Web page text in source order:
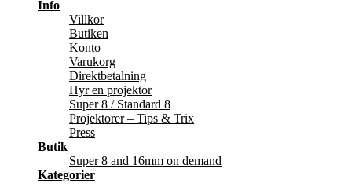
Info
Villkor
Butiken
Konto
Varukorg
Direktbetalning
Hyr en projektor
Super 8 / Standard 8
Projektorer – Tips & Trix
Press
Butik
Super 8 and 16mm on demand
Kategorier